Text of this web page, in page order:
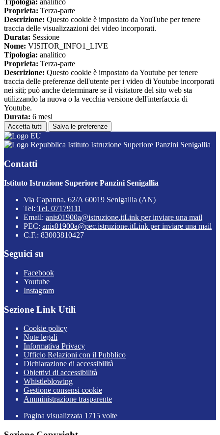
Tipologia: analitico
Proprieta: Terza-parte
Descrizione: Questo cookie è impostato da YouTube per tenere
traccia delle visualizzazioni dei video incorporati.
Durata: Sessione
Nome: VISITOR_INFO1_LIVE
Tipologia: analitico
Proprieta: Terza-parte
Descrizione: Questo cookie è impostato da Youtube per tenere
traccia delle preferenze dell'utente per i video di Youtube incorporati
nei siti; può anche determinare se il visitatore del sito web sta
utilizzando la nuova o la vecchia versione dell'interfaccia di
Youtube.
Durata: 6 mesi
Accetta tutti Salva le preferenze
Istituto Istruzione Superiore Panzini Senigallia
Contatti
Istituto Istruzione Superiore Panzini Senigallia
Via Capanna, 62/A 60019 Senigallia (AN)
Tel: Tel. 07179111
Email: anis01900a@istruzione.itLink per inviare una mail
PEC: anis01900a@pec.istruzione.itLink per inviare una mail
C.F.: 83003810427
Seguici su
Facebook
Youtube
Instagram
Sezione Link Utili
Cookie policy
Note legali
Informativa Privacy
Ufficio Relazioni con il Pubblico
Dichiarazione di accessibilità
Obiettivi di accessibilità
Whistleblowing
Gestione consensi cookie
Amministrazione trasparente
Pagina visualizzata 1715 volte